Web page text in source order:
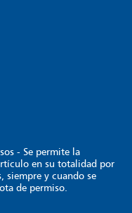
- Se permite la
en su totalidad por
siempre y cuando se
de permiso.